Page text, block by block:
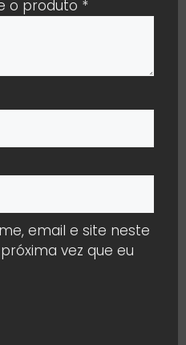
o produto *
email e site neste
vez que eu